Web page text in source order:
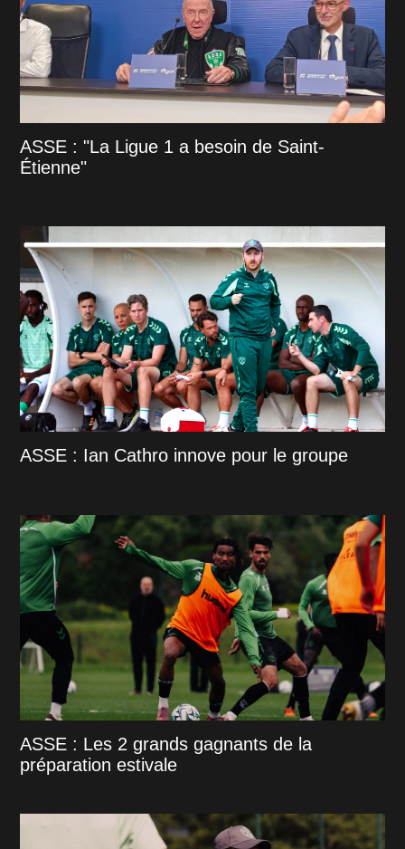
ASSE : "La Ligue 1 a besoin de Saint-
Étienne"
ASSE : Ian Cathro innove pour le groupe
ASSE : Les 2 grands gagnants de la
préparation estivale